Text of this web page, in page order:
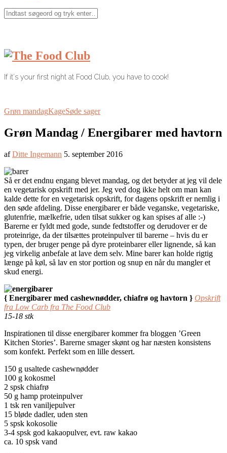
If it's your first night at Food Club, you have to cook!
Grøn mandagKageSøde sager
Grøn Mandag / Energibarer med havtorn
afDitte Ingemann 5. september 2016
Så er det endnu engang blevet mandag, og det betyder at jeg vil dele
en vegetarisk opskrift med jer. Jeg ved dog ikke helt om man kan
kalde dette for en vegetarisk opskrift, for dagens opskrift er nemlig i
den søde afdeling. Disse energibarer er både veganske, vegetariske,
glutenfrie, mælkefrie, uden tilsat sukker og kan spises af alle :-)
Barerne er fyldt med gode, sunde fedtstoffer og derudover er de
proteinrige, da der tilsættes proteinpulver til barerne – hvis du er
typen, der bruger penge på dyre proteinbarer eller lignende, så kan
jeg virkelig anbefale at lave dem selv. Mine barer kan holde rigtig
længe på køl, så lav en stor portion og snup en når du mangler et
skud energi.
{ Energibarer med cashewnødder, chiafrø og havtorn } Opskrift
fra Low Carb fra The Food Club
15-18 stk
Inspirationen til disse energibarer kommer fra bloggen ’Green
Kitchen Stories’. Barerne smager skønt og har næsten konsistens
som konfekt. Perfekt som en lille dessert.
150 g usaltede cashewnødder
100 g kokosmel
2 spsk chiafrø
50 g hamp proteinpulver
1 tsk ren vaniljepulver
15 bløde dadler, uden sten
5 spsk kokosolie
3-4 spsk god kakaopulver, evt. raw kakao
ca. 10 spsk vand